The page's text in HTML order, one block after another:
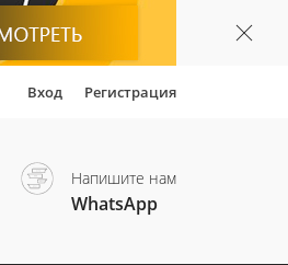
Вход Регистрация
Напишите нам
WhatsApp